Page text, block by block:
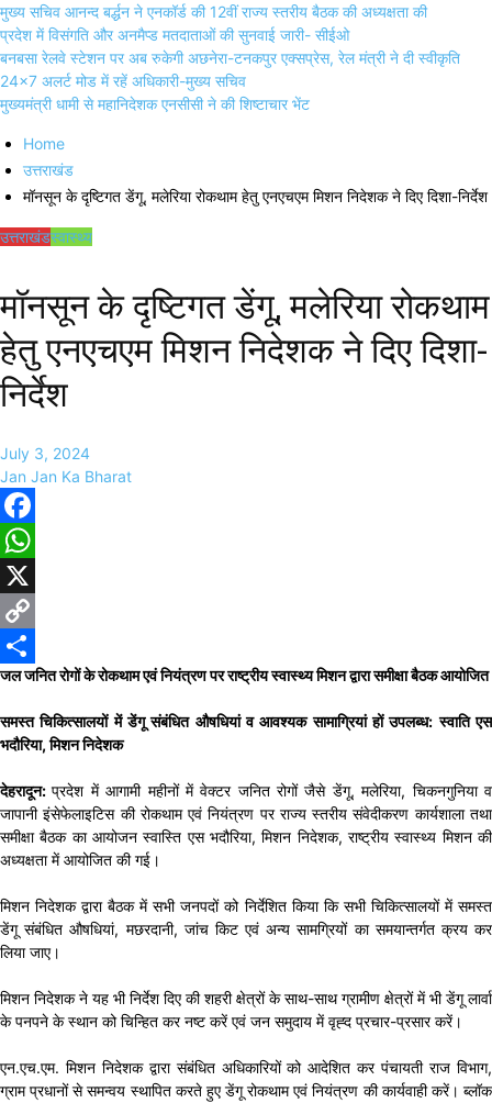
मुख्य सचिव आनन्द बर्द्धन ने एनकॉर्ड की 12वीं राज्य स्तरीय बैठक की अध्यक्षता की
प्रदेश में विसंगति और अनमैप्ड मतदाताओं की सुनवाई जारी- सीईओ
बनबसा रेलवे स्टेशन पर अब रुकेगी अछनेरा-टनकपुर एक्सप्रेस, रेल मंत्री ने दी स्वीकृति
24×7 अलर्ट मोड में रहें अधिकारी-मुख्य सचिव
मुख्यमंत्री धामी से महानिदेशक एनसीसी ने की शिष्टाचार भेंट
Home
उत्तराखंड
मॉनसून के दृष्टिगत डेंगू, मलेरिया रोकथाम हेतु एनएचएम मिशन निदेशक ने दिए दिशा-निर्देश
उत्तराखंडस्वास्थ्य
मॉनसून के दृष्टिगत डेंगू, मलेरिया रोकथाम
हेतु एनएचएम मिशन निदेशक ने दिए दिशा-
निर्देश
July 3, 2024
Jan Jan Ka Bharat
Facebook
WhatsApp
X
Copy
Link
Share
जल जनित रोगों के रोकथाम एवं नियंत्रण पर राष्ट्रीय स्वास्थ्य मिशन द्वारा समीक्षा बैठक आयोजित
समस्त चिकित्सालयों में डेंगू संबंधित औषधियां व आवश्यक सामाग्रियां हों उपलब्ध: स्वाति एस
भदौरिया, मिशन निदेशक
देहरादून:प्रदेश में आगामी महीनों में वेक्टर जनित रोगों जैसे डेंगू, मलेरिया, चिकनगुनिया व
जापानी इंसेफेलाइटिस की रोकथाम एवं नियंत्रण पर राज्य स्तरीय संवेदीकरण कार्यशाला तथा
समीक्षा बैठक का आयोजन स्वास्ति एस भदौरिया, मिशन निदेशक, राष्ट्रीय स्वास्थ्य मिशन की
अध्यक्षता में आयोजित की गई।
मिशन निदेशक द्वारा बैठक में सभी जनपदों को निर्देशित किया कि सभी चिकित्सालयों में समस्त
डेंगू संबंधित औषधियां, मछरदानी, जांच किट एवं अन्य सामग्रियों का समयान्तर्गत क्रय कर
लिया जाए।
मिशन निदेशक ने यह भी निर्देश दिए की शहरी क्षेत्रों के साथ-साथ ग्रामीण क्षेत्रों में भी डेंगू लार्वा
के पनपने के स्थान को चिन्हित कर नष्ट करें एवं जन समुदाय में वृह्द प्रचार-प्रसार करें।
एन.एच.एम. मिशन निदेशक द्वारा संबंधित अधिकारियों को आदेशित कर पंचायती राज विभाग,
ग्राम प्रधानों से समन्वय स्थापित करते हुए डेंगू रोकथाम एवं नियंत्रण की कार्यवाही करें। ब्लॉक